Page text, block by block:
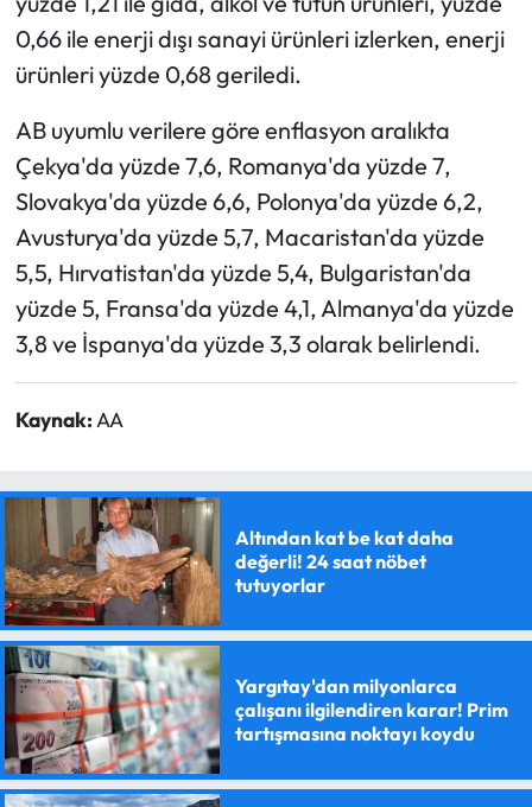
0,66 ile enerji dışı sanayi ürünleri izlerken, enerji
ürünleri yüzde 0,68 geriledi.
AB uyumlu verilere göre enflasyon aralıkta
Çekya'da yüzde 7,6, Romanya'da yüzde 7,
Slovakya'da yüzde 6,6, Polonya'da yüzde 6,2,
Avusturya'da yüzde 5,7, Macaristan'da yüzde
5,5, Hırvatistan'da yüzde 5,4, Bulgaristan'da
yüzde 5, Fransa'da yüzde 4,1, Almanya'da yüzde
3,8 ve İspanya'da yüzde 3,3 olarak belirlendi.
Kaynak: AA
Altından kat be kat daha
değerli! 24 saat nöbet
tutuyorlar
Yargıtay'dan milyonlarca
çalışanı ilgilendiren karar! Prim
tartışmasına noktayı koydu